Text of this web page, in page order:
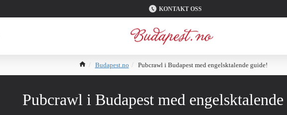
KONTAKT OSS
Budapest.no Pubcrawl i Budapest med engelsktalende guide!
Pubcrawl i Budapest med